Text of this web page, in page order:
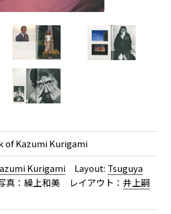
of Kazumi Kurigami
Kurigami Layout: Tsuguya
写真：繰上和美 レイアウト：井上嗣